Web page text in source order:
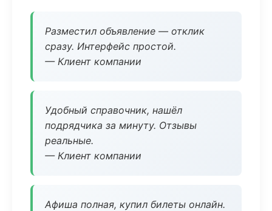
Разместил объявление — отклик
сразу. Интерфейс простой.
— Клиент компании
Удобный справочник, нашёл
подрядчика за минуту. Отзывы
реальные.
— Клиент компании
Афиша полная, купил билеты онлайн.